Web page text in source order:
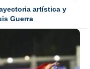
artística y
Guerra